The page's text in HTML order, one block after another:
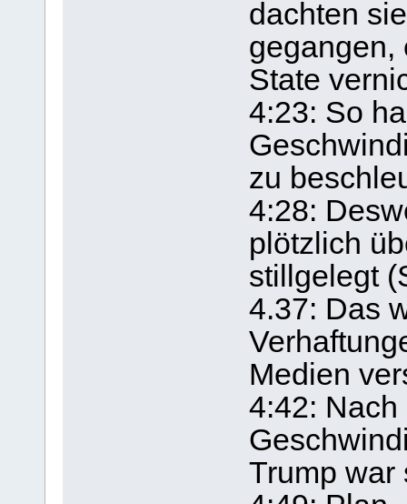
dachten
gegangen,
State
4:23: So
zu
4:28:
plötzlich
stillgelegt
4.37: Das
Medien
4:42:
Trump war